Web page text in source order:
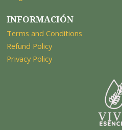
INFORMACIÓN
Terms and Conditions
Refund Policy
Privacy Policy